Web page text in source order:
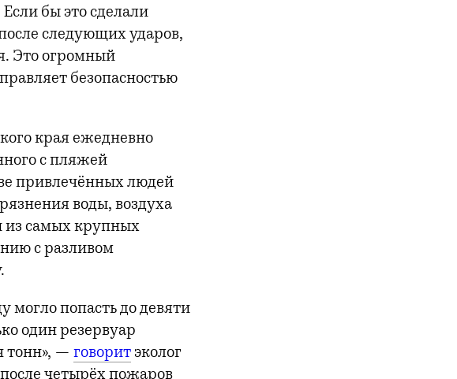
бы это сделали
следующих ударов,
Это огромный
безопасностью
края ежедневно
с пляжей
привлечённых людей
воды, воздуха
из самых крупных
с разливом
попасть до девяти
один резервуар
тонн», — говоритэколог
четырёх пожаров